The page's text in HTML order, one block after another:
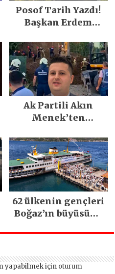
Posof Tarih Yazdı!
Başkan Erdem
Emeğiyle Son
Yılların En Büyük
Festivali
Gerçekleşti
Ak Partili Akın
Menek’ten
heyelan sonrası
kritik uyarı
62 ülkenin gençleri
Boğaz’ın büyüsüne
yapabilmek için oturum